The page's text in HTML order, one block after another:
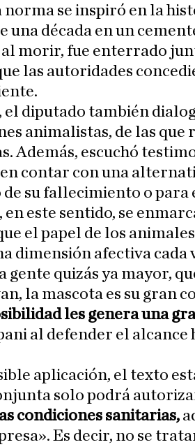
norma se inspiró en la
una década en un
al morir, fue enterrado
las autoridades
el diputado también
animalistas, de las que
Además, escuchó
contar con una
su fallecimiento o para
este sentido, se
el papel de los
dimensión afectiva cada
gente quizás ya mayor,
la mascota es su gran
les genera una
al defender el alcance
aplicación, el texto
solo podrá
condiciones sanitarias,
Es decir, no se